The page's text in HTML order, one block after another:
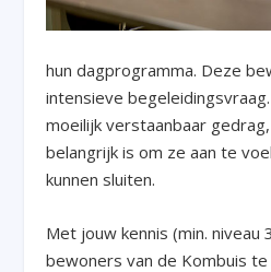
hun dagprogramma. Deze
intensieve
moeilijk verstaanbaar
belangrijk is om ze aan te
kunnen sluiten.
Met jouw kennis (min. niveau
bewoners van de Kombuis